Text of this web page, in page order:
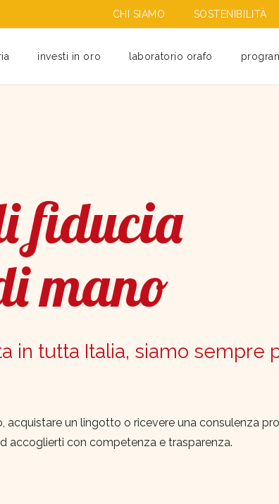
CHI SIAMO SOSTENIBILITÀ
investi in oro laboratorio orafo
fiducia
mano
in tutta Italia, siamo sempre
un lingotto o ricevere una consulenza
accoglierti con competenza e trasparenza.